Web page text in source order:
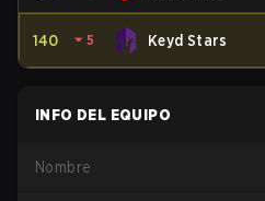
140 ⏷ 5 Keyd Stars
INFO DEL EQUIPO
Nombre